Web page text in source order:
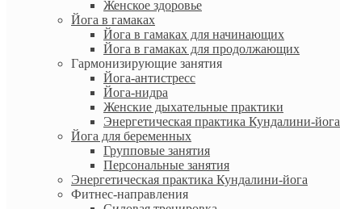
Женское здоровье
Йога в гамаках
Йога в гамаках для начинающих
Йога в гамаках для продолжающих
Гармонизирующие занятия
Йога-антистресс
Йога-нидра
Женские дыхательные практики
Энергетическая практика Кундалини-йога
Йога для беременных
Групповые занятия
Персональные занятия
Энергетическая практика Кундалини-йога
Фитнес-направления